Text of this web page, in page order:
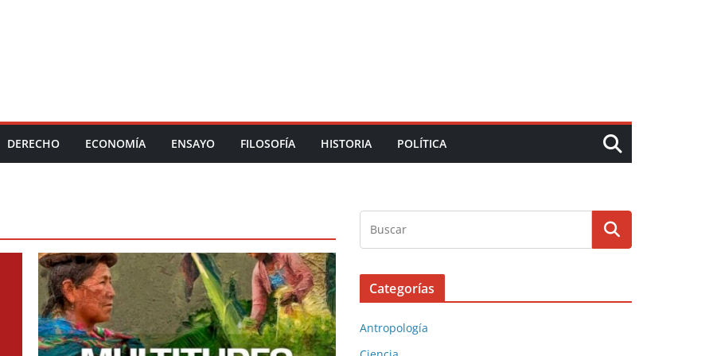
DERECHO ECONOMÍA ENSAYO FILOSOFÍA HISTORIA POLÍTICA
Categorías
Antropología